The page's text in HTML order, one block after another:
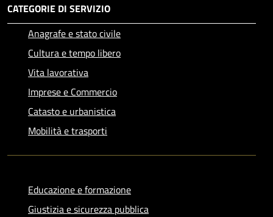
CATEGORIE DI SERVIZIO
Anagrafe e stato civile
Cultura e tempo libero
Vita lavorativa
Imprese e Commercio
Catasto e urbanistica
Mobilità e trasporti
Educazione e formazione
Giustizia e sicurezza pubblica